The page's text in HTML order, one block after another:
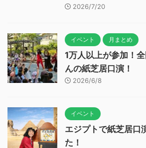
2026/7/20
イベント 月まとめ
1万人以上が参加！
んの紙芝居口演！
2026/6/8
イベント
エジプトで紙芝居口
た！